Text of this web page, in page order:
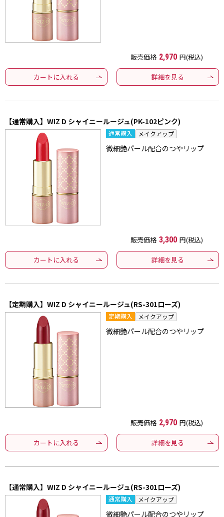
販売価格 2,970 円(税込)
カートに入れる 詳細を見る
【通常購入】WIZ D シャイニールージュ(PK-102ピンク)
通常購入 メイクアップ
微細艶パール配合のつやリップ
販売価格 3,300 円(税込)
カートに入れる 詳細を見る
【定期購入】WIZ D シャイニールージュ(RS-301ローズ)
定期購入 メイクアップ
微細艶パール配合のつやリップ
販売価格 2,970 円(税込)
カートに入れる 詳細を見る
【通常購入】WIZ D シャイニールージュ(RS-301ローズ)
通常購入 メイクアップ
微細艶パール配合のつやリップ